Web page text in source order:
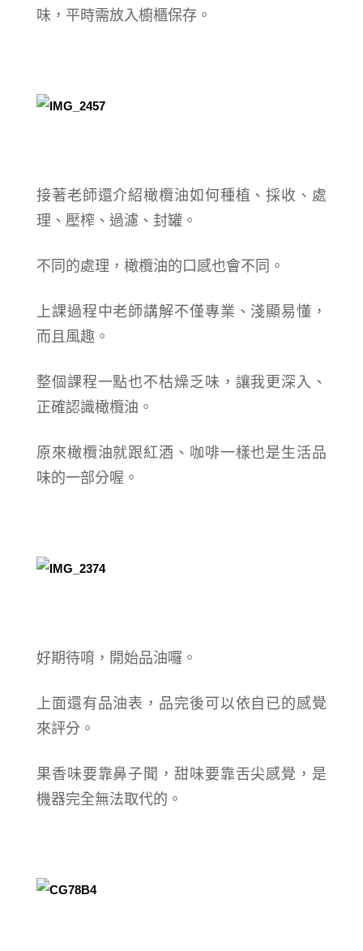
味，平時需放入櫥櫃保存。
接著老師還介紹橄欖油如何種植、採收、處
理、壓榨、過濾、封罐。
不同的處理，橄欖油的口感也會不同。
上課過程中老師講解不僅專業、淺顯易懂，
而且風趣。
整個課程一點也不枯燥乏味，讓我更深入、
正確認識橄欖油。
原來橄欖油就跟紅酒、咖啡一樣也是生活品
味的一部分喔。
好期待唷，開始品油囉。
上面還有品油表，品完後可以依自已的感覺
來評分。
果香味要靠鼻子聞，甜味要靠舌尖感覺，是
機器完全無法取代的。